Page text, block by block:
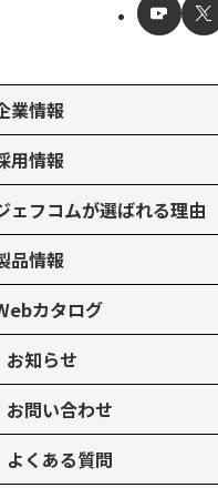
業情報
用情報
ェフコムが選ばれる理由
品情報
カタログ
お知らせ
お問い合わせ
よくある質問